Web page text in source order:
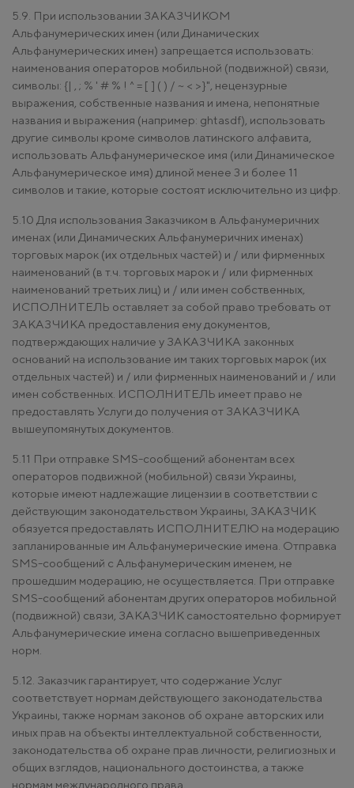
5.9. При использовании ЗАКАЗЧИКОМ
Альфанумерических имен (или Динамических
Альфанумерических имен) запрещается использовать:
наименования операторов мобильной (подвижной) связи,
символы: {| , ; % ' # % ! ^ = [ ] ( ) / ~ < >}", нецензурные
выражения, собственные названия и имена, непонятные
названия и выражения (например: ghtasdf), использовать
другие символы кроме символов латинского алфавита,
использовать Альфанумерическое имя (или Динамическое
Альфанумерическое имя) длиной менее 3 и более 11
символов и такие, которые состоят исключительно из цифр.
5.10 Для использования Заказчиком в Альфанумеричних
именах (или Динамических Альфанумеричних именах)
торговых марок (их отдельных частей) и / или фирменных
наименований (в т.ч. торговых марок и / или фирменных
наименований третьих лиц) и / или имен собственных,
ИСПОЛНИТЕЛЬ оставляет за собой право требовать от
ЗАКАЗЧИКА предоставления ему документов,
подтверждающих наличие у ЗАКАЗЧИКА законных
оснований на использование им таких торговых марок (их
отдельных частей) и / или фирменных наименований и / или
имен собственных. ИСПОЛНИТЕЛЬ имеет право не
предоставлять Услуги до получения от ЗАКАЗЧИКА
вышеупомянутых документов.
5.11 При отправке SMS-сообщений абонентам всех
операторов подвижной (мобильной) связи Украины,
которые имеют надлежащие лицензии в соответствии с
действующим законодательством Украины, ЗАКАЗЧИК
обязуется предоставлять ИСПОЛНИТЕЛЮ на модерацию
запланированные им Альфанумерические имена. Отправка
SMS-сообщений с Альфанумерическим именем, не
прошедшим модерацию, не осуществляется. При отправке
SMS-сообщений абонентам других операторов мобильной
(подвижной) связи, ЗАКАЗЧИК самостоятельно формирует
Альфанумерические имена согласно вышеприведенных
норм.
5.12. Заказчик гарантирует, что содержание Услуг
соответствует нормам действующего законодательства
Украины, также нормам законов об охране авторских или
иных прав на объекты интеллектуальной собственности,
законодательства об охране прав личности, религиозных и
общих взглядов, национального достоинства, а также
нормам международного права.